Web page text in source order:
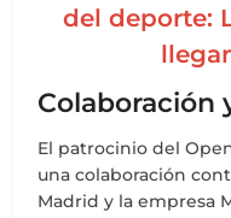
del deporte:
Colaboración
El patrocinio del
una colaboración
Madrid y la empresa